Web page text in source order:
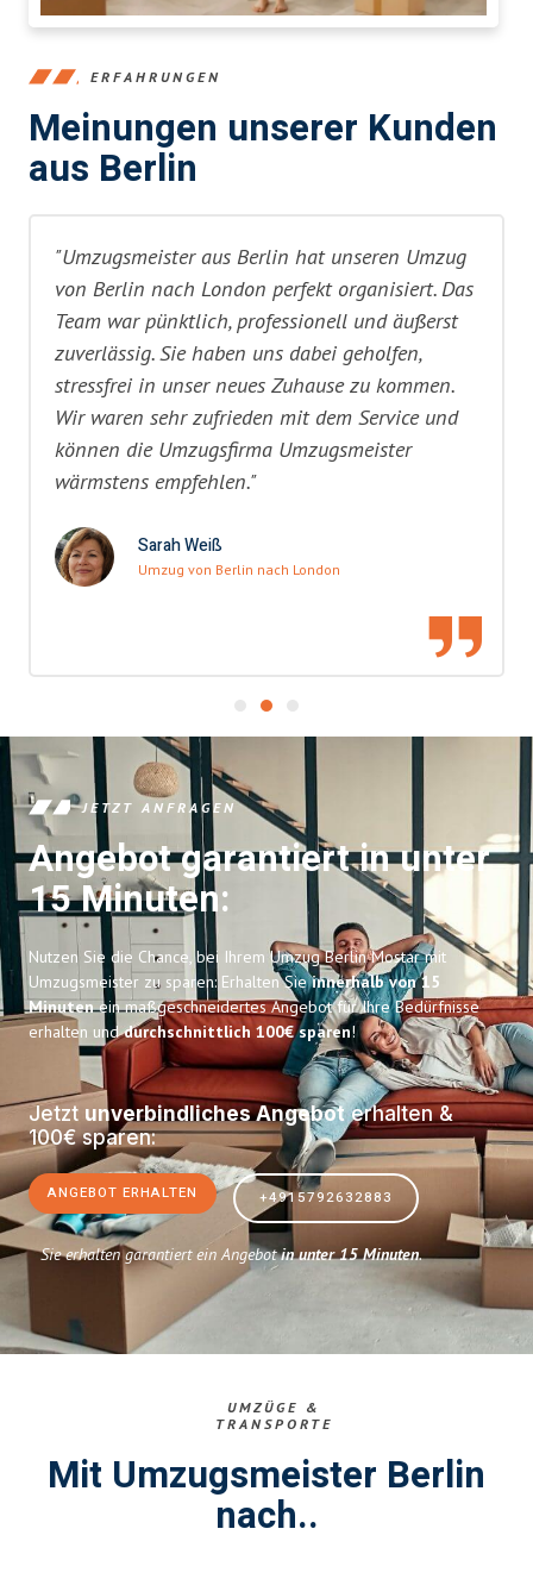
ERFAHRUNGEN
Meinungen unserer Kunden
aus Berlin
"Umzugsmeister aus Berlin hat unseren Umzug
von Berlin nach London perfekt organisiert. Das
Team war pünktlich, professionell und äußerst
zuverlässig. Sie haben uns dabei geholfen,
stressfrei in unser neues Zuhause zu kommen.
Wir waren sehr zufrieden mit dem Service und
können die Umzugsfirma Umzugsmeister
wärmstens empfehlen."
Sarah Weiß
Umzug von Berlin nach London
JETZT ANFRAGEN
Angebot garantiert in unter
15 Minuten:
Nutzen Sie die Chance, bei Ihrem Umzug Berlin Mostar mit
Umzugsmeister zu sparen: Erhalten Sieinnerhalb von 15
Minutenein maßgeschneidertes Angebot für Ihre Bedürfnisse
erhalten unddurchschnittlich 100€ sparen!
Jetzt unverbindliches Angeboterhalten &
100€ sparen:
ANGEBOT ERHALTEN +4915792632883
Sie erhalten garantiert ein Angebotin unter 15 Minuten.
UMZÜGE &
TRANSPORTE
Mit Umzugsmeister Berlin
nach..